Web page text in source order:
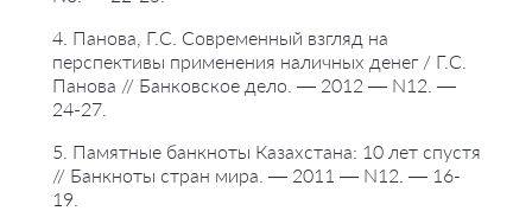
4. Панова, Г.С. Современный взгляд на
перспективы применения наличных денег / Г.С.
Панова // Банковское дело. — 2012 — N12. —
24-27.
5. Памятные банкноты Казахстана: 10 лет спустя
// Банкноты стран мира. — 2011 — N12. — 16-
19.